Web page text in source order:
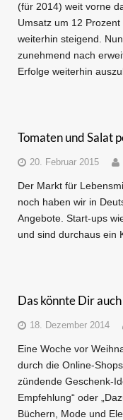
Karriere
Kontakt
(für 2014) weit vorne
Umsatz um 12
weiterhin steigend.
zunehmend nach
Erfolge weiterhin
Tomaten und Salat
20. Februar 2015
Der Markt für
noch haben wir in
Angebote. Start-ups
und sind durchaus ein
Das könnte Dir
18. Dezember 2014
Eine Woche vor
durch die Online-
zündende Geschenk-
Empfehlung“ oder
Büchern, Mode und